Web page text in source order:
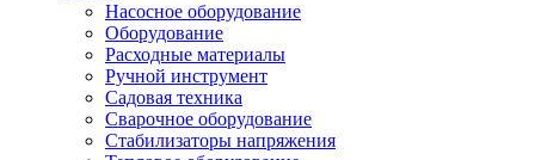
Насосное оборудование
Оборудование
Расходные материалы
Ручной инструмент
Садовая техника
Сварочное оборудование
Стабилизаторы напряжения